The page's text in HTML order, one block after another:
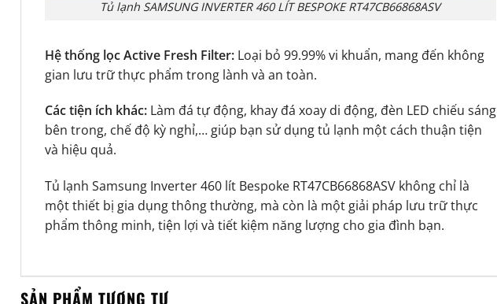
Tủ lạnh SAMSUNG INVERTER 460 LÍT BESPOKE RT47CB66868ASV
Hệ thống lọc Active Fresh Filter:Loại bỏ 99.99% vi khuẩn, mang đến không
gian lưu trữ thực phẩm trong lành và an toàn.
Các tiện ích khác:Làm đá tự động, khay đá xoay di động, đèn LED chiếu sáng
bên trong, chế độ kỳ nghỉ,… giúp bạn sử dụng tủ lạnh một cách thuận tiện
và hiệu quả.
Tủ lạnh Samsung Inverter 460 lít Bespoke RT47CB66868ASV không chỉ là
một thiết bị gia dụng thông thường, mà còn là một giải pháp lưu trữ thực
phẩm thông minh, tiện lợi và tiết kiệm năng lượng cho gia đình bạn.
SẢN PHẨM TƯƠNG TỰ